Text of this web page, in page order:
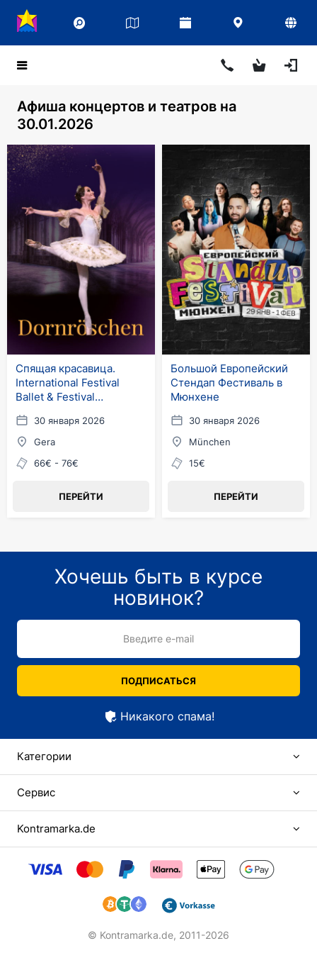
Афиша концертов и театров на
30.01.2026
Спящая красавица.
International Festival
Ballet & Festival
30 января 2026
Gera
66€ - 76€
ПЕРЕЙТИ
Большой Европейский
Стендап Фестиваль в
Мюнхене
30 января 2026
München
15€
ПЕРЕЙТИ
Хочешь быть в курсе
новинок?
Введите e-mail
ПОДПИСАТЬСЯ
Никакого спама!
Категории
Сервис
Kontramarka.de
© Kontramarka.de, 2011-2026